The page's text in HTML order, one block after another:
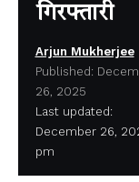
गिरफ्तारी
Last updated:
December 26,
pm
Arjun Mukherjee
Published:
26, 2025